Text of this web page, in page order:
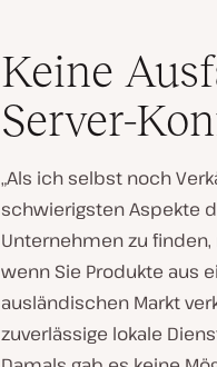
Keine
Server-
„Als ich selbst noch
schwierigsten Aspekte
Unternehmen zu
wenn Sie Produkte aus
ausländischen Markt
zuverlässige lokale